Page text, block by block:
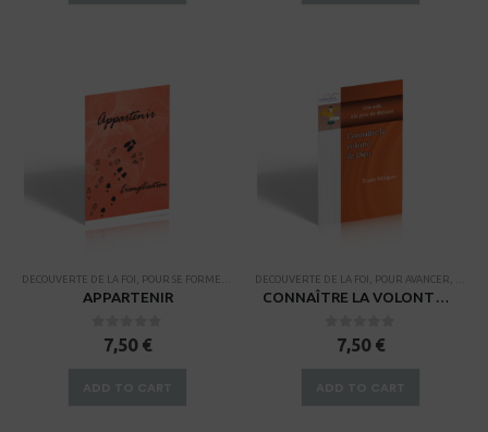
DECOUVERTE DE LA FOI, POUR SE FORMER PROCESSUS DE FORMATION DE DISCIPLE,RENDEZ-
APPARTENIR
sur 5
7,50 €
DECOUVERTE DE LA FOI, POUR AVANCER,
CONNAÎTRE LA VOLONTE DE DIEU Une aide à la prise de décision
sur 5
7,50 €